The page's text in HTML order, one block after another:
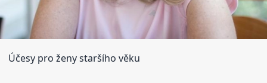
Účesy pro ženy staršího věku